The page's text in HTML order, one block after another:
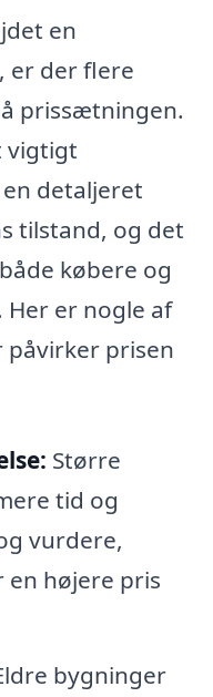
en
er der flere
prissætningen.
vigtigt
detaljeret
tilstand, og det
købere og
er nogle af
prisen
Større
tid og
vurdere,
højere pris
bygninger